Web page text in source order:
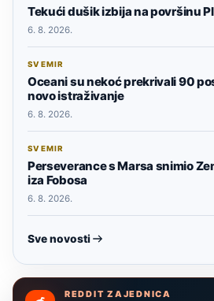
Tekući dušik izbija na površinu
6. 8. 2026.
SVEMIR
Oceani su nekoć prekrivali 90
novo istraživanje
6. 8. 2026.
SVEMIR
Perseverance s Marsa snimio
iza Fobosa
6. 8. 2026.
Sve novosti
REDDIT ZAJEDNICA